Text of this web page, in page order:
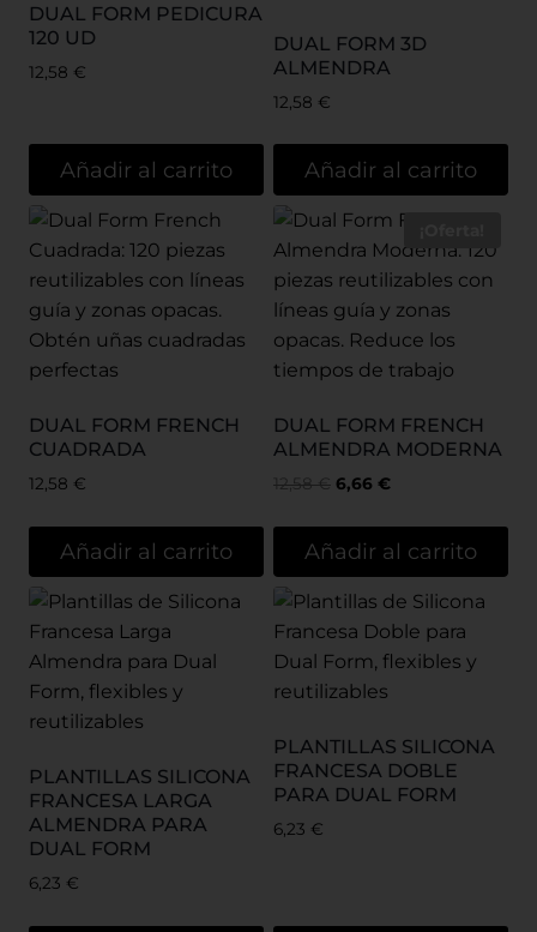
DUAL FORM PEDICURA
120 UD
12,58 €
Añadir al carrito
DUAL FORM 3D
ALMENDRA
12,58 €
Añadir al carrito
DUAL FORM FRENCH
CUADRADA
12,58 €
Añadir al carrito
DUAL FORM FRENCH
ALMENDRA MODERNA
12,58€ 6,66 €
Añadir al carrito
PLANTILLAS SILICONA
FRANCESA LARGA
ALMENDRA PARA
DUAL FORM
6,23 €
PLANTILLAS SILICONA
FRANCESA DOBLE
PARA DUAL FORM
6,23 €